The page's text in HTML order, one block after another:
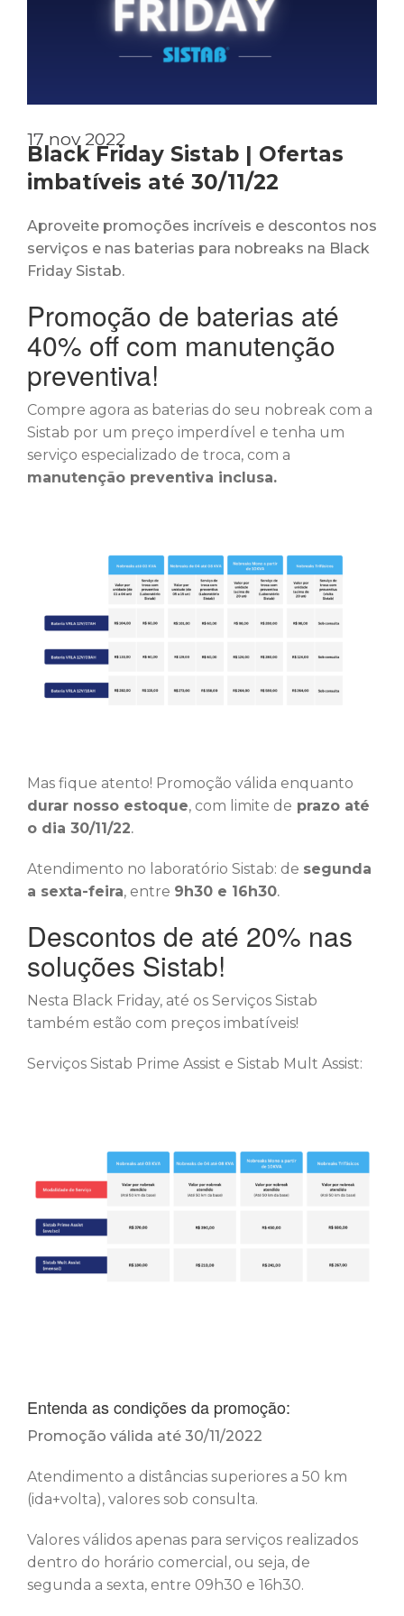
17 nov 2022
Black Friday Sistab | Ofertas
imbatíveis até 30/11/22
Aproveite promoções incríveis e descontos nos
serviços e nas baterias para nobreaks na Black
Friday Sistab.
Promoção de baterias até
40% off com manutenção
preventiva!
Compre agora as baterias do seu nobreak com a
Sistab por um preço imperdível e tenha um
serviço especializado de troca, com a
manutenção preventiva inclusa.
Mas fique atento! Promoção válida enquanto
durar nosso estoque, com limite de prazo até
o dia 30/11/22.
Atendimento no laboratório Sistab: de segunda
a sexta-feira, entre 9h30 e 16h30.
Descontos de até 20% nas
soluções Sistab!
Nesta Black Friday, até os Serviços Sistab
também estão com preços imbatíveis!
Serviços Sistab Prime Assist e Sistab Mult Assist:
Entenda as condições da promoção:
Promoção válida até 30/11/2022
Atendimento a distâncias superiores a 50 km
(ida+volta), valores sob consulta.
Valores válidos apenas para serviços realizados
dentro do horário comercial, ou seja, de
segunda a sexta, entre 09h30 e 16h30.